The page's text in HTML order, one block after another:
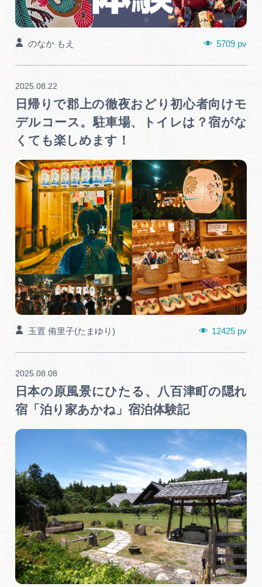
5709 pv
のなか もえ
日帰りで郡上の徹夜おどり初心者向けモ
デルコース。駐車場、トイレは？宿がな
くても楽しめます！
2025.08.22
12425 pv
玉置 侑里子(たまゆり)
日本の原風景にひたる、八百津町の隠れ
宿「泊り家あかね」宿泊体験記
2025.08.08